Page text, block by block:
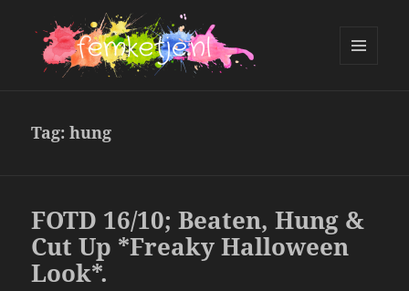
Tag:hung
FOTD 16/10; Beaten, Hung &
Cut Up *Freaky Halloween
Look*.